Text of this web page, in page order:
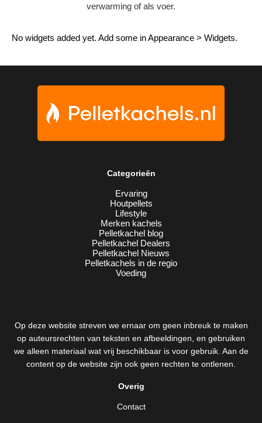
verwarming of als voer.
No widgets added yet. Add some in Appearance > Widgets.
Categorieën
Ervaring
Houtpellets
Lifestyle
Merken kachels
Pelletkachel blog
Pelletkachel Dealers
Pelletkachel Nieuws
Pelletkachels in de regio
Voeding
Op deze website streven we ernaar om geen inbreuk te maken
op auteursrechten van teksten en afbeeldingen, en gebruiken
we alleen materiaal wat vrij beschikbaar is voor gebruik. Aan de
content op de website zijn ook geen rechten te ontlenen.
Overig
Contact